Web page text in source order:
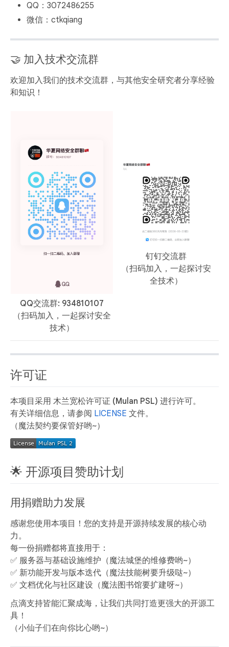
QQ：3072486255
微信：ctkqiang
🤝 加入技术交流群
欢迎加入我们的技术交流群，与其他安全研究者分享经验
和知识！
QQ交流群: 934810107
（扫码加入，一起探讨安全
技术）
钉钉交流群
（扫码加入，一起探讨安
全技术）
许可证
本项目采用 木兰宽松许可证 (Mulan PSL) 进行许可。
有关详细信息，请参阅 LICENSE 文件。
（魔法契约要保管好哟~）
🌟 开源项目赞助计划
用捐赠助力发展
感谢您使用本项目！您的支持是开源持续发展的核心动
力。
每一份捐赠都将直接用于：
✅ 服务器与基础设施维护（魔法城堡的维修费哟~）
✅ 新功能开发与版本迭代（魔法技能树要升级哒~）
✅ 文档优化与社区建设（魔法图书馆要扩建呀~）
点滴支持皆能汇聚成海，让我们共同打造更强大的开源工
具！
（小仙子们在向你比心哟~）